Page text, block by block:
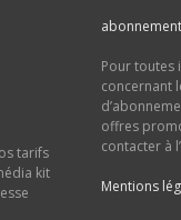
tarifs
kit
Pour toutes
concernant
offres
contacter à
Mentions